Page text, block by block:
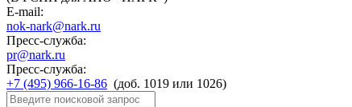
E-mail:
nok-nark@nark.ru
Пресс-служба:
pr@nark.ru
Пресс-служба:
+7 (495) 966-16-86 (доб. 1019 или 1026)